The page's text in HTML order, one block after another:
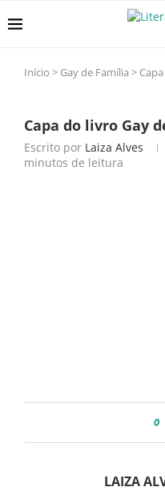
Início > Gay de Família >
Capa do livro Gay
Escrito por Laiza Alves
minutos de leitura
0
LAIZA